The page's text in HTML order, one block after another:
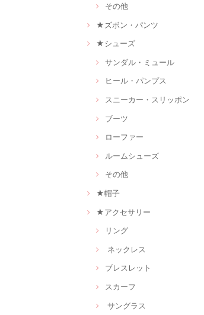
その他
★ズボン・パンツ
★シューズ
サンダル・ミュール
ヒール・パンプス
スニーカー・スリッポン
ブーツ
ローファー
ルームシューズ
その他
★帽子
★アクセサリー
リング
ネックレス
ブレスレット
スカーフ
サングラス